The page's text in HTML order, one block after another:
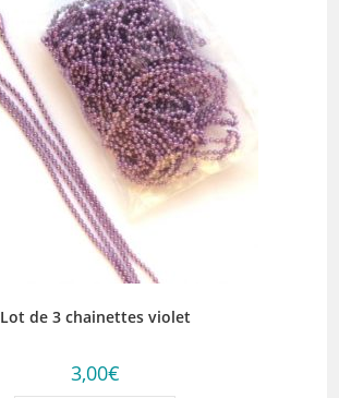
être
choisies
sur
la
page
du
produit
Lot de 3 chainettes violet
3,00€